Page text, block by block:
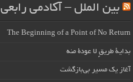
بین الملل – آکادمی رابعی
The Beginning of a Point of No Return
بداية طريقٍ لا عودة منه
آغاز یک مسیر بی‌بازگشت